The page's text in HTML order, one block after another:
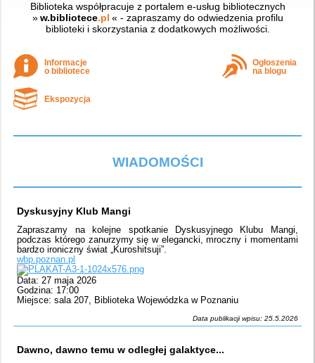
Biblioteka współpracuje z portalem e-usług bibliotecznych
» w.bibliotece.pl « - zapraszamy do odwiedzenia profilu
biblioteki i skorzystania z dodatkowych możliwości.
Informacje
o bibliotece
Ogłoszenia
na blogu
Ekspozycja
WIADOMOŚCI
Dyskusyjny Klub Mangi
Zapraszamy na kolejne spotkanie Dyskusyjnego Klubu Mangi,
podczas którego zanurzymy się w elegancki, mroczny i momentami
bardzo ironiczny świat „Kuroshitsuji”.
wbp.poznan.pl
Data: 27 maja 2026
Godzina: 17:00
Miejsce: sala 207, Biblioteka Wojewódzka w Poznaniu
Data publikacji wpisu: 25.5.2026
Dawno, dawno temu w odległej galaktyce...